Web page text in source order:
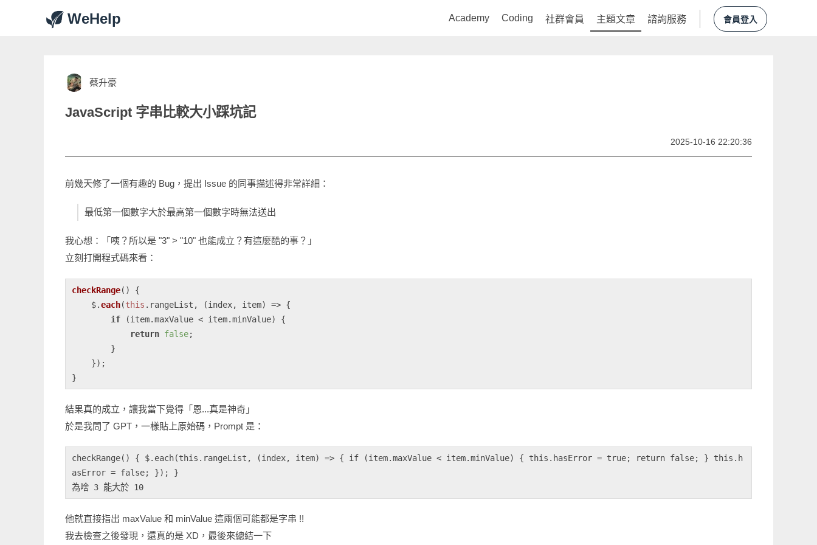
WeHelp Academy Coding 社群會員 主題文章 諮詢服務 會員登入
蔡升豪
JavaScript 字串比較大小踩坑記
2025-10-16 22:20:36
前幾天修了一個有趣的 Bug，提出 Issue 的同事描述得非常詳細：
最低第一個數字大於最高第一個數字時無法送出
我心想：「咦？所以是 "3" > "10" 也能成立？有這麼酷的事？」
立刻打開程式碼來看：
checkRange( ) {
    $.
each(this . rangeList , (index, item) => {
if (item.maxValue < item.minValue) {
return false;
結果真的成立，讓我當下覺得「恩...真是神奇」
於是我問了 GPT，一樣貼上原始碼，Prompt 是：
checkRange() { $.each(this.rangeList, (index, item) => { if (item.maxValue < item.minValue) { this.hasError = true; return false; } this.h
asError = false; }); }
他就直接指出 maxValue 和 minValue 這兩個可能都是字串 !!
我去檢查之後發現，還真的是 XD，最後來總結一下